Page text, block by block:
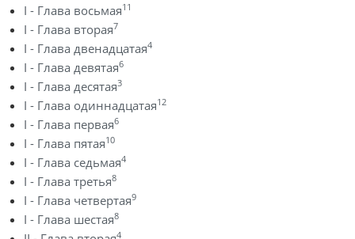
I - Глава восьмая11
I - Глава вторая7
I - Глава двенадцатая4
I - Глава девятая6
I - Глава десятая3
I - Глава одиннадцатая12
I - Глава первая6
I - Глава пятая10
I - Глава седьмая4
I - Глава третья8
I - Глава четвертая9
I - Глава шестая8
4